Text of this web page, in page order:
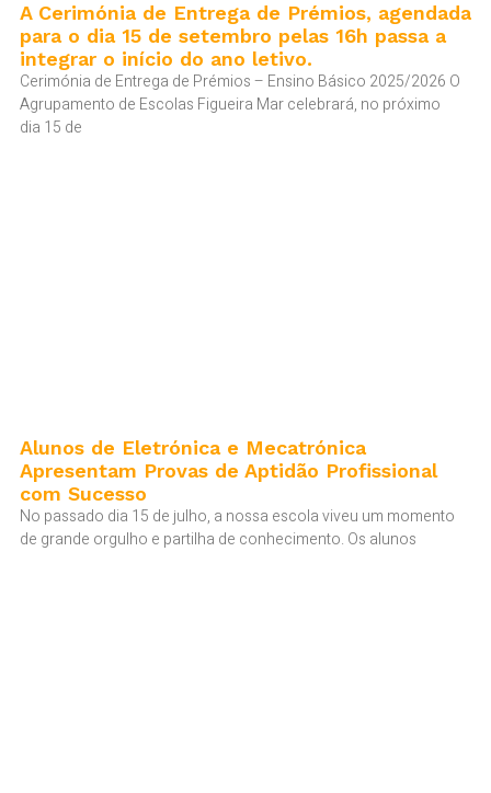
A Cerimónia de Entrega de Prémios, agendada
para o dia 15 de setembro pelas 16h passa a
integrar o início do ano letivo.
Cerimónia de Entrega de Prémios – Ensino Básico 2025/2026 O
Agrupamento de Escolas Figueira Mar celebrará, no próximo
dia 15 de
Alunos de Eletrónica e Mecatrónica
Apresentam Provas de Aptidão Profissional
com Sucesso
No passado dia 15 de julho, a nossa escola viveu um momento
de grande orgulho e partilha de conhecimento. Os alunos